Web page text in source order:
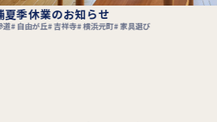
“テーブル VIN フェア”開催のお知らせ
一枚板 一枚板テーブル テーブル ダイニングテーブル
横浜元町